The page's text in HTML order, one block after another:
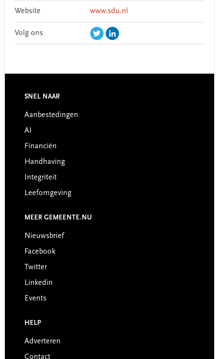
Website www.sdu.nl
Volg ons
Footer
SNEL NAAR
Aanbestedingen
AI
Financiën
Handhaving
Integriteit
Leefomgeving
MEER GEMEENTE.NU
Nieuwsbrief
Facebook
Twitter
Linkedin
Events
HELP
Adverteren
Contact